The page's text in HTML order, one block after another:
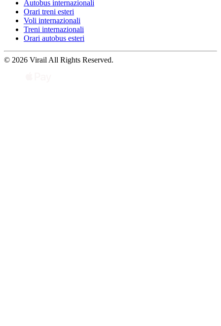
Autobus internazionali
Orari treni esteri
Voli internazionali
Treni internazionali
Orari autobus esteri
© 2026 Virail All Rights Reserved.